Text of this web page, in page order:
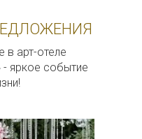
в арт-отеле
- яркое событие